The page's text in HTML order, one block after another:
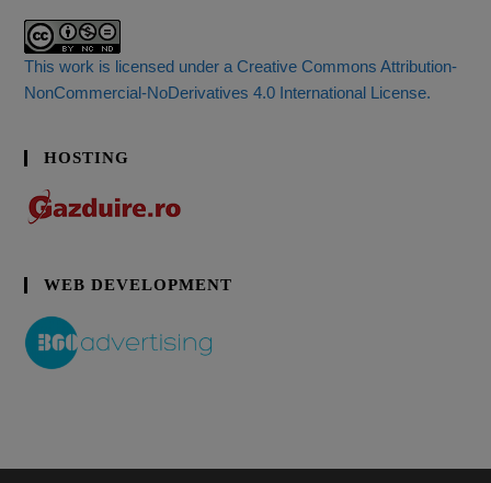
This work is licensed under a Creative Commons Attribution-
NonCommercial-NoDerivatives 4.0 International License.
HOSTING
WEB DEVELOPMENT